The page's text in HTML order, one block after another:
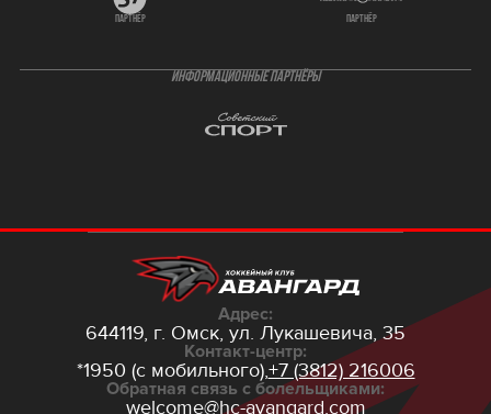
партнёр партнёр
ИНФОРМАЦИОННЫЕ ПАРТНЁРЫ
Адрес:
644119, г. Омск, ул. Лукашевича, 35
Контакт-центр:
*1950 (с мобильного),+7 (3812) 216006
Обратная связь с болельщиками:
welcome@hc-avangard.com